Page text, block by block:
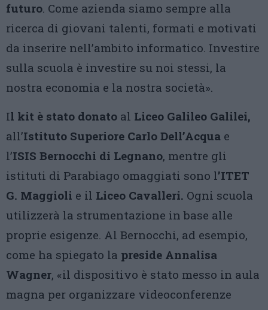
futuro. Come azienda siamo sempre alla
ricerca di giovani talenti, formati e motivati
da inserire nell’ambito informatico. Investire
sulla scuola è investire su noi stessi, la
nostra economia e la nostra società».
Il kit è stato donato al Liceo Galileo Galilei,
all’Istituto Superiore Carlo Dell’Acqua e
l’ISIS Bernocchi di Legnano, mentre gli
istituti di Parabiago omaggiati sono l’ITET
G. Maggioli e il Liceo Cavalleri. Ogni scuola
utilizzerà la strumentazione in base alle
proprie esigenze. Al Bernocchi, ad esempio,
come ha spiegato la preside Annalisa
Wagner, «il dispositivo è stato messo in aula
magna per organizzare videoconferenze